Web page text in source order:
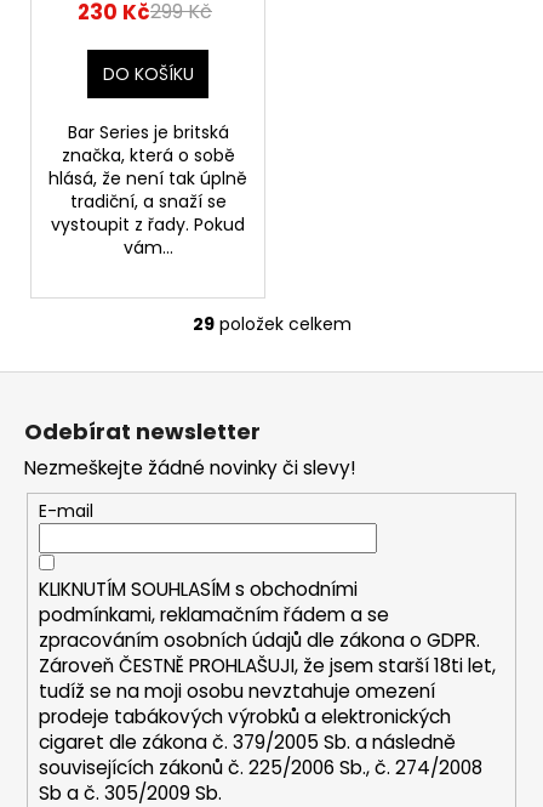
230 Kč299 Kč
DO KOŠÍKU
Bar Series je britská
značka, která o sobě
hlásá, že není tak úplně
tradiční, a snaží se
vystoupit z řady. Pokud
vám...
O
v
a
c
í
p
r
v
k
y
v
ý
p
i
29položek celkem
Z
Odebírat newsletter
Nezmeškejte žádné novinky či slevy!
E-mail
KLIKNUTÍM SOUHLASÍM s obchodními
podmínkami,reklamačním řádem a se
zpracováním osobních údajů dle zákona oGDPR.
Zároveň ČESTNĚ PROHLAŠUJI, že jsem starší 18ti let,
tudíž se na moji osobu nevztahuje omezení
prodeje tabákových výrobků a elektronických
cigaret dle zákona č. 379/2005 Sb. a následně
souvisejících zákonů č. 225/2006 Sb., č. 274/2008
Sb a č. 305/2009 Sb.